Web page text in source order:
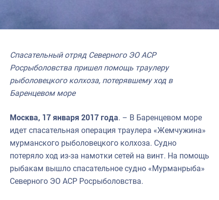
Спасательный отряд Северного ЭО АСР
Росрыболовства пришел помощь траулеру
рыболовецкого колхоза, потерявшему ход в
Баренцевом море
Москва, 17 января 2017 года. – В Баренцевом море
идет спасательная операция траулера «Жемчужина»
мурманского рыболовецкого колхоза. Судно
потеряло ход из-за намотки сетей на винт. На помощь
рыбакам вышло спасательное судно «Мурманрыба»
Северного ЭО АСР Росрыболовства.